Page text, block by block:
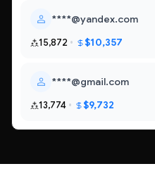
****@yandex.com
15,872 $10,357
****@gmail.com
13,774 $9,732